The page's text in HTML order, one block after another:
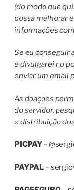
(do modo que
possa melhorar
informações
Se eu conseguir
e divulgarei no
enviar um email
As doações
do servidor,
e distribuição
PICPAY –
PAYPAL –